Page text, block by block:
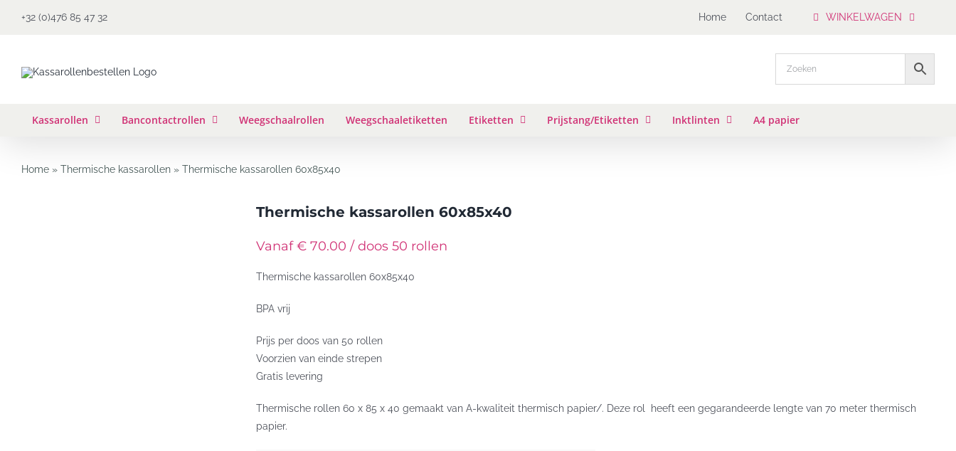
+32 (0)476 85 47 32 Home Contact WINKELWAGEN
Kassarollen Bancontactrollen Weegschaalrollen Weegschaaletiketten Etiketten Prijstang/Etiketten Inktlinten A4 papier
Home » Thermische kassarollen » Thermische kassarollen 60x85x40
Thermische kassarollen 60x85x40
Vanaf € 70.00 / doos 50 rollen
Thermische kassarollen 60x85x40
BPA vrij
Prijs per doos van 50 rollen
Voorzien van einde strepen
Gratis levering
Thermische rollen 60 x 85 x 40 gemaakt van A-kwaliteit thermisch papier/. Deze rol heeft een gegarandeerde lengte van 70 meter thermisch
papier.